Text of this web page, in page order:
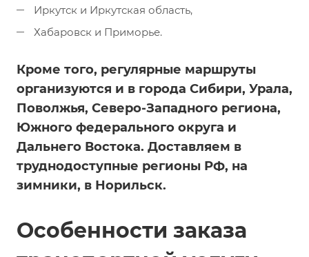
Иркутск и Иркутская область,
Хабаровск и Приморье.
Кроме того, регулярные маршруты
организуются и в города Сибири, Урала,
Поволжья, Северо-Западного региона,
Южного федерального округа и
Дальнего Востока. Доставляем в
труднодоступные регионы РФ, на
зимники, в Норильск.
Особенности заказа